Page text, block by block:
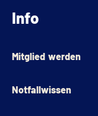
Info
Mitglied werden
Notfallwissen